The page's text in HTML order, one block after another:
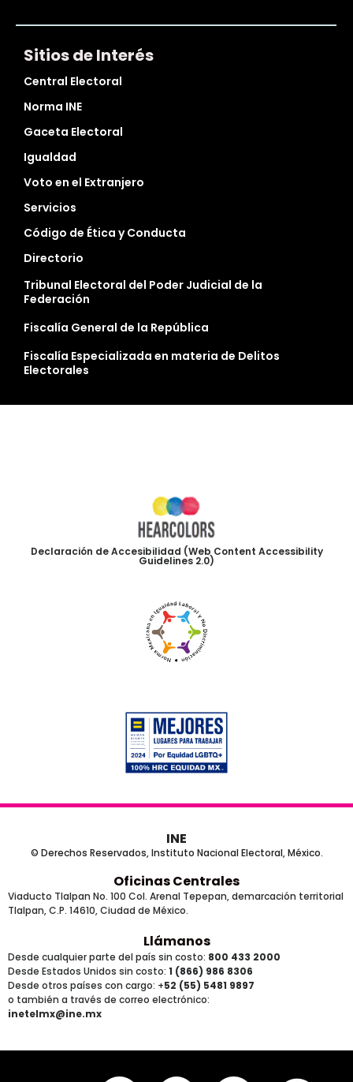
Sitios de Interés
Central Electoral
Norma INE
Gaceta Electoral
Igualdad
Voto en el Extranjero
Servicios
Código de Ética y Conducta
Directorio
Tribunal Electoral del Poder Judicial de la
Federación
Fiscalía General de la República
Fiscalía Especializada en materia de Delitos
Electorales
Declaración de Accesibilidad (Web Content Accessibility
Guidelines 2.0)
INE
© Derechos Reservados, Instituto Nacional Electoral, México.
Oficinas Centrales
Viaducto Tlalpan No. 100 Col. Arenal Tepepan, demarcación territorial
Tlalpan, C.P. 14610, Ciudad de México.
Llámanos
Desde cualquier parte del país sin costo: 800 433 2000
Desde Estados Unidos sin costo: 1 (866) 986 8306
Desde otros países con cargo: +52 (55) 5481 9897
o también a través de correo electrónico:
inetelmx@ine.mx